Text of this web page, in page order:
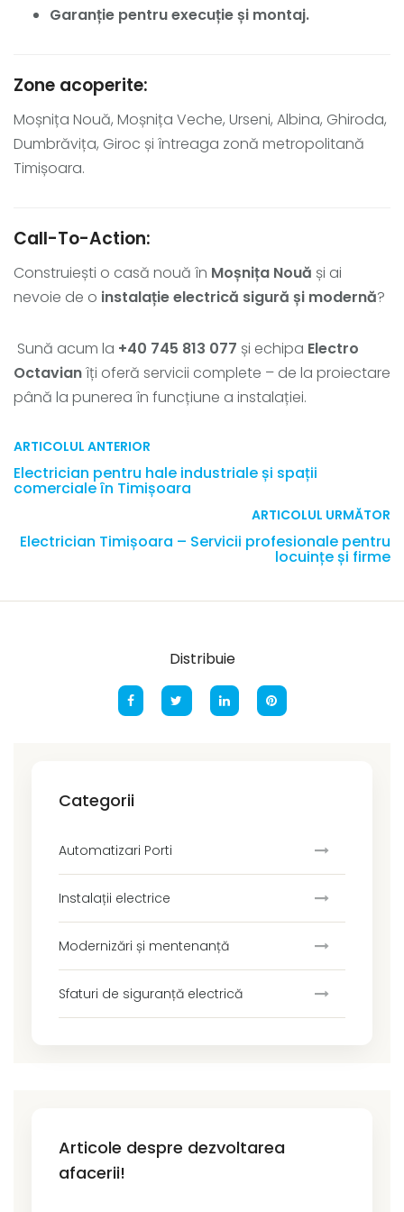
Garanție pentru execuție și montaj.
Zone acoperite:
Moșnița Nouă, Moșnița Veche, Urseni, Albina, Ghiroda,
Dumbrăvița, Giroc și întreaga zonă metropolitană
Timișoara.
Call-To-Action:
Construiești o casă nouă în Moșnița Nouă și ai
nevoie de o instalație electrică sigură și modernă?
Sună acum la +40 745 813 077 și echipa Electro
Octavianîți oferă servicii complete – de la proiectare
până la punerea în funcțiune a instalației.
ARTICOLUL ANTERIOR
Electrician pentru hale industriale și spații
comerciale în Timișoara
ARTICOLUL URMĂTOR
Electrician Timișoara – Servicii profesionale pentru
locuințe și firme
Distribuie
Categorii
Automatizari Porti
Instalații electrice
Modernizări și mentenanță
Sfaturi de siguranță electrică
Articole despre dezvoltarea
afacerii!